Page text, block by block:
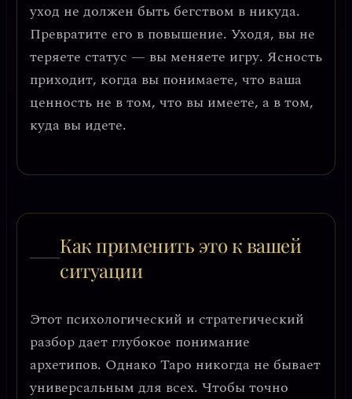
уход не должен быть бегством в никуда.
Превратите его в повышение. Уходя, вы не
теряете статус — вы меняете игру. Ясность
приходит, когда вы понимаете, что ваша
ценность не в том, что вы имеете, а в том,
куда вы идете.
Как применить это к вашей
ситуации
Этот психологический и стратегический
разбор дает глубокое понимание
архетипов. Однако Таро никогда не бывает
универсальным для всех. Чтобы точно